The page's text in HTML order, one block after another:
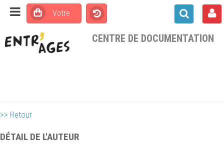
CENTRE DE DOCUMENTATION
>> Retour
DÉTAIL DE L'AUTEUR